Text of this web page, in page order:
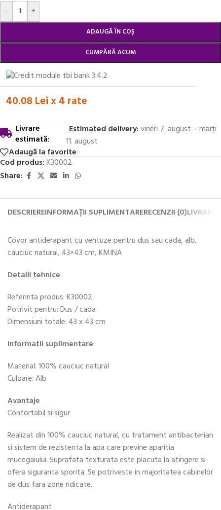
-
+
ADAUGĂ ÎN COȘ
CUMPĂRĂ ACUM
40.08 Lei x 4 rate
Alternative:
Livrare
estimată:
Estimated delivery:vineri 7. august – marți
11. august
Adaugă la favorite
Cod produs:K30002
Share:
DESCRIEREINFORMAȚII SUPLIMENTARERECENZII (0)LIVRARE
Covor antiderapant cu ventuze pentru dus sau cada, alb,
cauciuc natural, 43×43 cm, KMINA
Detalii tehnice
Referinta produs: K30002
Potrivit pentru: Dus / cada
Dimensiuni totale: 43 x 43 cm
Informatii suplimentare
Material: 100% cauciuc natural
Culoare: Alb
Avantaje
Confortabil si sigur
Realizat din 100% cauciuc natural, cu tratament antibacterian
si sistem de rezistenta la apa care previne aparitia
mucegaiului. Suprafata texturata este placuta la atingere si
ofera siguranta sporita. Se potriveste in majoritatea cabinelor
de dus fara zone ridicate.
Antiderapant